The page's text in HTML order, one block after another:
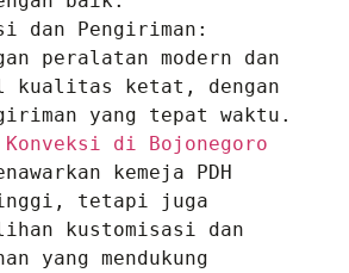
dan Pengiriman:
peralatan modern dan
kualitas ketat, dengan
Konveksi di Bojonegoro
kemeja PDH
tetapi juga
kustomisasi dan
yang mendukung